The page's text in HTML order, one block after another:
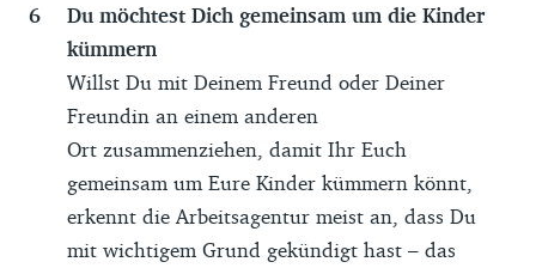
Du möchtest Dich gemeinsam um die Kinder
kümmern
Willst Du mit Deinem Freund oder Deiner
Freundin an einem anderen
Ort zusammenziehen, damit Ihr Euch
gemeinsam um Eure Kinder kümmern könnt,
erkennt die Arbeitsagentur meist an, dass Du
mit wichtigem Grund gekündigt hast – das